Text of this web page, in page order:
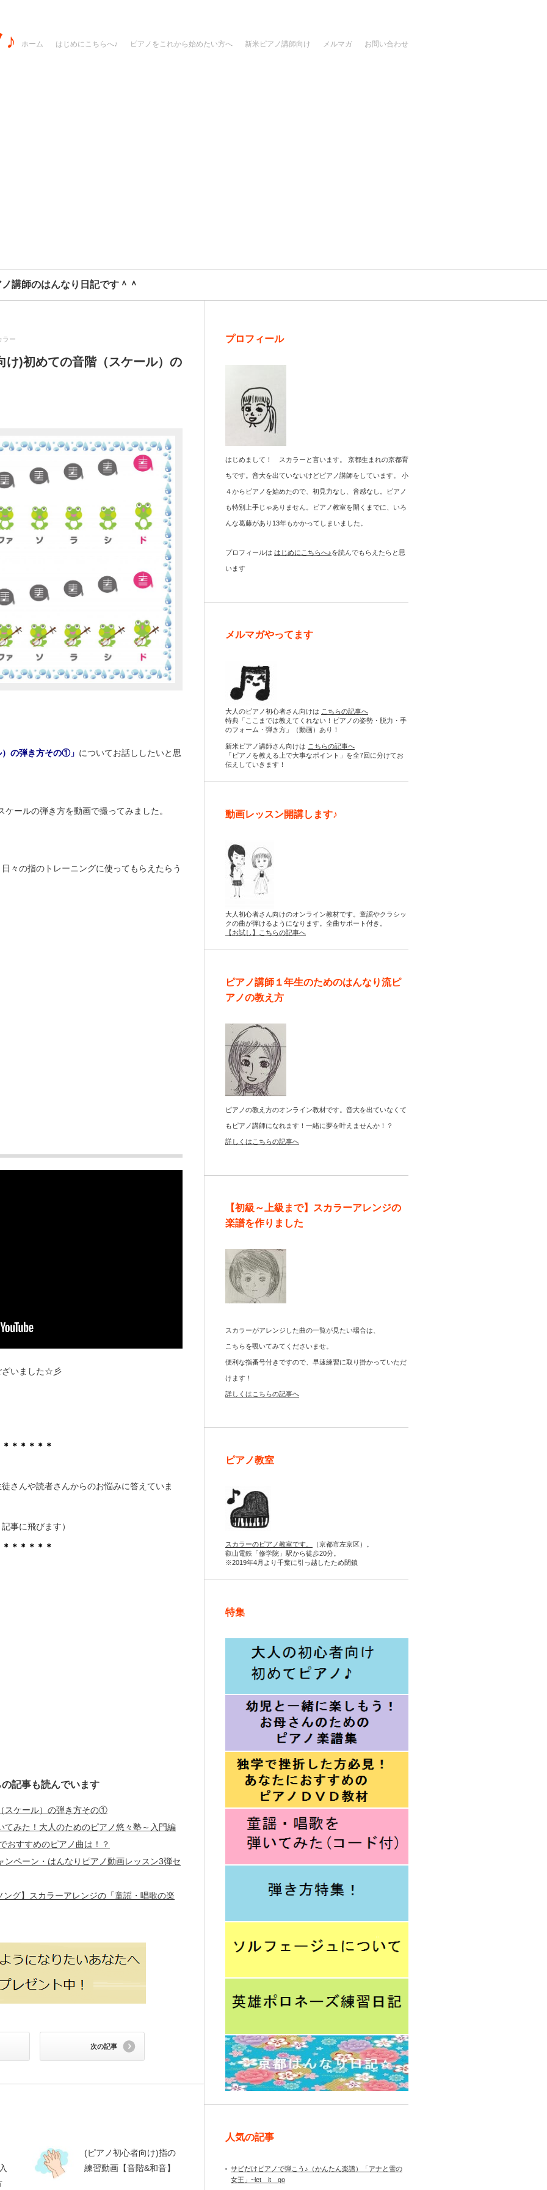
ホーム はじめにこちらへ♪ ピアノをこれから始めたい方へ 新米ピアノ講師向け メルマガ お問い合わせ
講師のはんなり日記です＾＾
ラー
け)初めての音階（スケール）の
の弾き方その①」 についてお話ししたいと思
ケールの弾き方を動画で撮ってみました。
々の指のトレーニングに使ってもらえたらう
ざいました☆彡
＊＊＊＊＊
さんや読者さんからのお悩みに答えていま
事に飛びます）
＊＊＊＊＊
記事も読んでいます
スケール）の弾き方その①
みた！大人のためのピアノ悠々塾～入門編
おすすめのピアノ曲は！？
ペーン・はんなりピアノ動画レッスン3弾セ
グ】スカラーアレンジの「童謡・唱歌の楽
次の記事
(ピアノ初心者向け)指の
練習動画【音階&和音】
プロフィール
はじめまして！ スカラーと言います。 京都生まれの京都育
ちです。音大を出ていないけどピアノ講師をしています。 小
４からピアノを始めたので、初見力なし、音感なし。ピアノ
も特別上手じゃありません。ピアノ教室を開くまでに、いろ
んな葛藤があり13年もかかってしまいました。
プロフィールは はじめにこちらへ♪を読んでもらえたらと思
います
メルマガやってます
大人のピアノ初心者さん向けは こちらの記事へ
特典「ここまでは教えてくれない！ピアノの姿勢・脱力・手
のフォーム・弾き方」（動画）あり！
新米ピアノ講師さん向けは こちらの記事へ
「ピアノを教える上で大事なポイント」を全7回に分けてお
伝えしていきます！
動画レッスン開講します♪
大人初心者さん向けのオンライン教材です。童謡やクラシッ
クの曲が弾けるようになります。全曲サポート付き。
【お試し】こちらの記事へ
ピアノ講師１年生のためのはんなり流ピ
アノの教え方
ピアノの教え方のオンライン教材です。音大を出ていなくて
もピアノ講師になれます！一緒に夢を叶えませんか！？
詳しくはこちらの記事へ
【初級～上級まで】スカラーアレンジの
楽譜を作りました
スカラーがアレンジした曲の一覧が見たい場合は、
こちらを覗いてみてくださいませ。
便利な指番号付きですので、早速練習に取り掛かっていただ
けます！
詳しくはこちらの記事へ
ピアノ教室
スカラーのピアノ教室です。
（京都市左京区）。
叡山電鉄「修学院」駅から徒歩20分。
※2019年4月より千葉に引っ越したため閉鎖
特集
人気の記事
サビだけピアノで弾こう♪（かんたん楽譜）「アナと雪の
女王」~let it go